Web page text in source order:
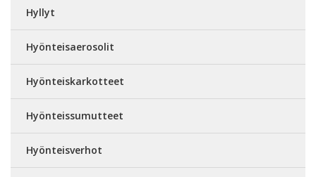
Hyllyt
Hyönteisaerosolit
Hyönteiskarkotteet
Hyönteissumutteet
Hyönteisverhot